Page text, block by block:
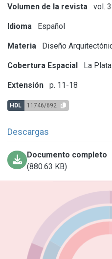
Volumen de la revista vol.
Idioma Español
Materia Diseño
Cobertura Espacial La
Extensión p. 11-18
HDL 11746/692
Descargas
Documento completo
(880.63 KB)